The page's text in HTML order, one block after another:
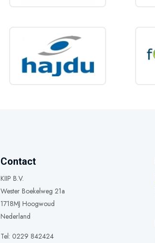
Contact
KIIP B.V.
Wester Boekelweg 21a
1718MJ Hoogwoud
Nederland
Tel: 0229 842424